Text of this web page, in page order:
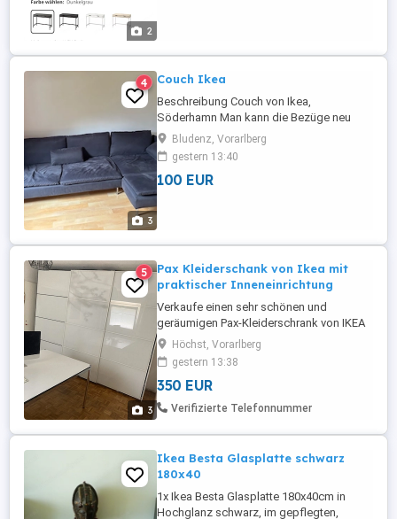
2
3
4 Couch Ikea
Beschreibung Couch von Ikea,
Söderhamn Man kann die Bezüge neu
kaufen und wechseln Neupreis 959
Produktdetails: Farbe: Dunkelgrau
Anthrazit Material: Hochwertiger Stoff in
weicher Samt- Velours-Optik Design:
Bludenz, Vorarlberg
gestern 13:40
100 EUR
3
5
Pax Kleiderschank von Ikea mit
praktischer Inneneinrichtung
Verkaufe einen sehr schönen und
geräumigen Pax-Kleiderschrank von IKEA
inklusive kompletter Innenausstattung wie
auf den Fotos ersichtlich. Schrankmaße:
Höhe: 236 cm Breite: 300 cm Tiefe: 60 cm.
Der bietet echt viel Stauraum und
individuelle Einrichtungsmöglichkeiten
Höchst, Vorarlberg
gestern 13:38
350 EUR
Verifizierte Telefonnummer
Ikea Besta Glasplatte schwarz
180x40
1x Ikea Besta Glasplatte 180x40cm in
Hochglanz schwarz, im gepflegten,